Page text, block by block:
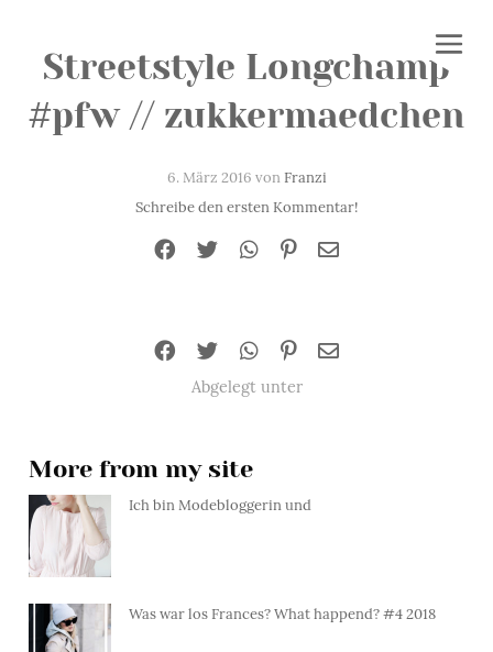
Streetstyle Longchamp
#pfw // zukkermaedchen
6. März 2016 vonFranzi
Schreibe den ersten Kommentar!
Abgelegt unter
More from my site
Ich bin Modebloggerin und
Was war los Frances? What happend? #4 2018